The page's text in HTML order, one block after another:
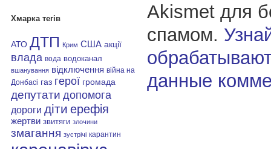
Хмарка тегів
АТО ДТП Крим США акції
влада вода водоканал
вшанування відключення війна на
Донбасі газ герої громада
депутати допомога
дороги діти ерефія
жертви звитяги злочини
змагання зустрічі карантин
Akismet для
спамом.
данные